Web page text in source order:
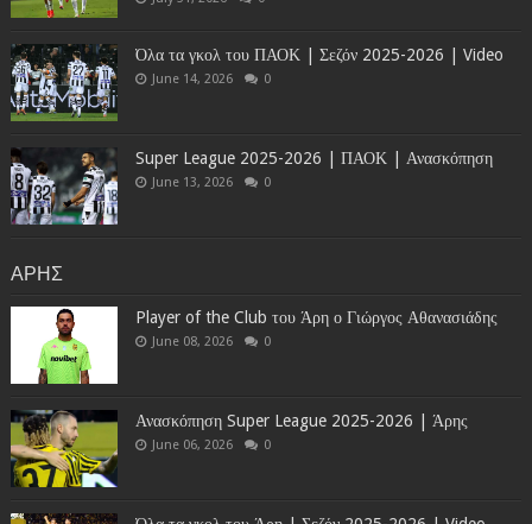
Όλα τα γκολ του ΠΑΟΚ | Σεζόν 2025-2026 | Video
June 14, 2026 0
Super League 2025-2026 | ΠΑΟΚ | Ανασκόπηση
June 13, 2026 0
ΑΡΗΣ
Player of the Club του Άρη ο Γιώργος Αθανασιάδης
June 08, 2026 0
Ανασκόπηση Super League 2025-2026 | Άρης
June 06, 2026 0